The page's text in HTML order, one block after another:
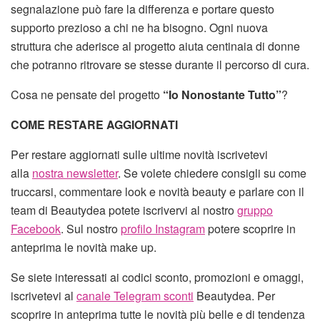
segnalazione può fare la differenza e portare questo
supporto prezioso a chi ne ha bisogno. Ogni nuova
struttura che aderisce al progetto aiuta centinaia di donne
che potranno ritrovare se stesse durante il percorso di cura.
Cosa ne pensate del progetto “Io Nonostante Tutto”?
COME RESTARE AGGIORNATI
Per restare aggiornati sulle ultime novità iscrivetevi
alla nostra newsletter. Se volete chiedere consigli su come
truccarsi, commentare look e novità beauty e parlare con il
team di Beautydea potete iscrivervi al nostrogruppo
Facebook. Sul nostroprofilo Instagrampotere scoprire in
anteprima le novità make up.
Se siete interessati ai codici sconto, promozioni e omaggi,
iscrivetevi al canale Telegram sconti Beautydea. Per
scoprire in anteprima tutte le novità più belle e di tendenza